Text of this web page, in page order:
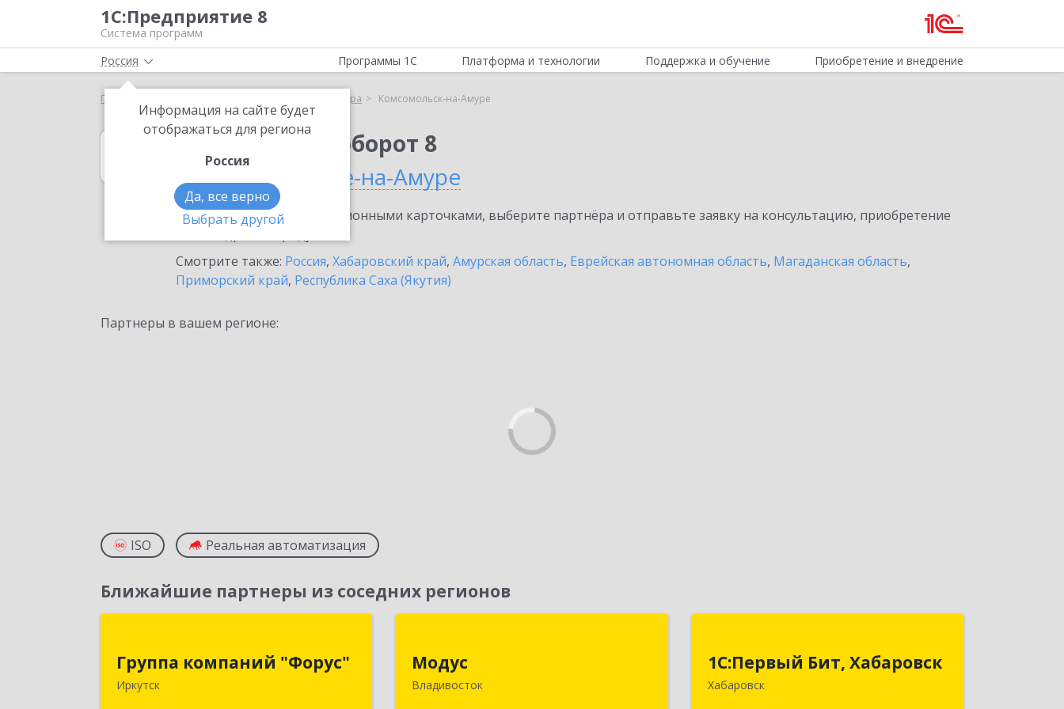
1С:Предприятие 8
Система программ
Россия
Информация на сайте будет
отображаться для региона
Россия
Да, все верно
Выбрать другой
Программы 1С Платформа и технологии Поддержка и обучение Приобретение и внедрение
Главная Выбор партнёра Комсомольск-на-Амуре
1С:Документооборот 8
в Комсомольске-на-Амуре
Ознакомьтесь с информационными карточками, выберите партнёра и отправьте заявку на консультацию, приобретение
Смотрите также: Россия, Хабаровский край, Амурская область, Еврейская автономная область, Магаданская область,
Приморский край, Республика Саха (Якутия)
Партнеры в вашем регионе:
ISO Реальная автоматизация
Ближайшие партнеры из соседних регионов
Группа компаний "Форус"
Иркутск
664007, Иркутская обл, Иркутск г,
Ямская ул, дом № 1, корпус 1, оф.1
Модус
Владивосток
Владивосток г, Фадеева ул, дом № 10,
1С:Первый Бит, Хабаровск
Хабаровск
680030, Хабаровский край, Хабаровск
г, Постышева ул, дом № 22А, пом.15